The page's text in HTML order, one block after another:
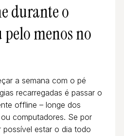
durante o
menos no
a semana com o pé
recarregadas é passar o
offline – longe dos
computadores. Se por
estar o dia todo